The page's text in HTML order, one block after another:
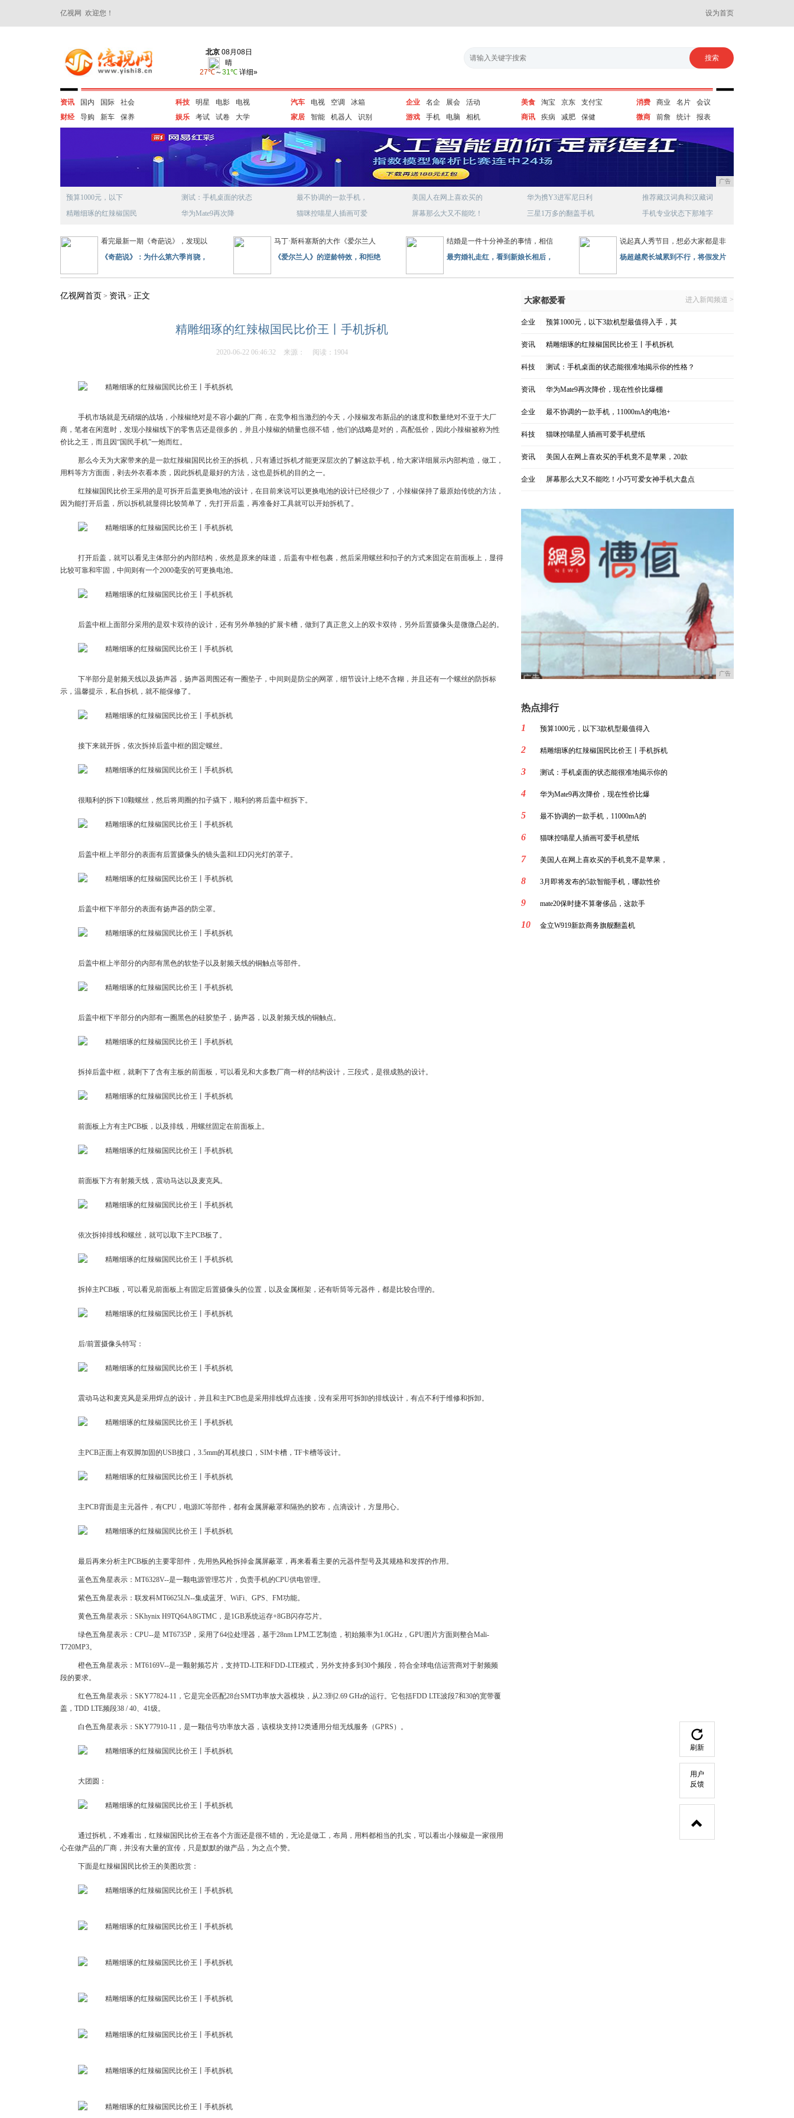
亿视网 欢迎您！ 设为首页
资讯 国内 国际
社会
财经
导购 新车 保养
科技 明星 电影
电视
娱乐
考试 试卷 大学
汽车 电视 空调
冰箱
家居
智能 机器人 识别
企业 名企 展会
活动
游戏
手机 电脑 相机
美食 淘宝 京东
支付宝
商讯
疾病 减肥 保健
消费 商业 名片
会议
微商
前詹 统计 报表
广告
预算1000元，以下
精雕细琢的红辣椒国民
测试：手机桌面的状态
华为Mate9再次降
最不协调的一款手机，
猫咪控喵星人插画可爱
美国人在网上喜欢买的
屏幕那么大又不能吃！
华为携Y3进军尼日利
三星1万多的翻盖手机
推荐藏汉词典和汉藏词
手机专业状态下那堆字
看完最新一期《奇葩说》，发现以
《奇葩说》：为什么第六季肖骁，
马丁·斯科塞斯的大作《爱尔兰人
《爱尔兰人》的逆龄特效，和拒绝
结婚是一件十分神圣的事情，相信
最穷婚礼走红，看到新娘长相后，
说起真人秀节目，想必大家都是非
杨超越爬长城累到不行，将假发片
亿视网首页 > 资讯 > 正文
精雕细琢的红辣椒国民比价王丨手机拆机
2020-06-22 06:46:32 来源： 阅读：1904
手机市场就是无硝烟的战场，小辣椒绝对是不容小觑的厂商，在竞争相当激烈的今天，小辣椒发布新品的的速度和数量绝对不亚于大厂
商，笔者在闲逛时，发现小辣椒线下的零售店还是很多的，并且小辣椒的销量也很不错，他们的战略是对的，高配低价，因此小辣椒被称为性
价比之王，而且因“国民手机”一炮而红。
那么今天为大家带来的是一款红辣椒国民比价王的拆机，只有通过拆机才能更深层次的了解这款手机，给大家详细展示内部构造，做工，
用料等方方面面，剥去外衣看本质，因此拆机是最好的方法，这也是拆机的目的之一。
红辣椒国民比价王采用的是可拆开后盖更换电池的设计，在目前来说可以更换电池的设计已经很少了，小辣椒保持了最原始传统的方法，
因为能打开后盖，所以拆机就显得比较简单了，先打开后盖，再准备好工具就可以开始拆机了。
打开后盖，就可以看见主体部分的内部结构，依然是原来的味道，后盖有中框包裹，然后采用螺丝和扣子的方式来固定在前面板上，显得
比较可靠和牢固，中间则有一个2000毫安的可更换电池。
后盖中框上面部分采用的是双卡双待的设计，还有另外单独的扩展卡槽，做到了真正意义上的双卡双待，另外后置摄像头是微微凸起的。
下半部分是射频天线以及扬声器，扬声器周围还有一圈垫子，中间则是防尘的网罩，细节设计上绝不含糊，并且还有一个螺丝的防拆标
示，温馨提示，私自拆机，就不能保修了。
接下来就开拆，依次拆掉后盖中框的固定螺丝。
很顺利的拆下10颗螺丝，然后将周圈的扣子撬下，顺利的将后盖中框拆下。
后盖中框上半部分的表面有后置摄像头的镜头盖和LED闪光灯的罩子。
后盖中框下半部分的表面有扬声器的防尘罩。
后盖中框上半部分的内部有黑色的软垫子以及射频天线的铜触点等部件。
后盖中框下半部分的内部有一圈黑色的硅胶垫子，扬声器，以及射频天线的铜触点。
拆掉后盖中框，就剩下了含有主板的前面板，可以看见和大多数厂商一样的结构设计，三段式，是很成熟的设计。
前面板上方有主PCB板，以及排线，用螺丝固定在前面板上。
前面板下方有射频天线，震动马达以及麦克风。
依次拆掉排线和螺丝，就可以取下主PCB板了。
拆掉主PCB板，可以看见前面板上有固定后置摄像头的位置，以及金属框架，还有听筒等元器件，都是比较合理的。
后/前置摄像头特写：
震动马达和麦克风是采用焊点的设计，并且和主PCB也是采用排线焊点连接，没有采用可拆卸的排线设计，有点不利于维修和拆卸。
主PCB正面上有双脚加固的USB接口，3.5mm的耳机接口，SIM卡槽，TF卡槽等设计。
主PCB背面是主元器件，有CPU，电源IC等部件，都有金属屏蔽罩和隔热的胶布，点滴设计，方显用心。
最后再来分析主PCB板的主要零部件，先用热风枪拆掉金属屏蔽罩，再来看看主要的元器件型号及其规格和发挥的作用。
蓝色五角星表示：MT6328V--是一颗电源管理芯片，负责手机的CPU供电管理。
紫色五角星表示：联发科MT6625LN--集成蓝牙、WiFi、GPS、FM功能。
黄色五角星表示：SKhynix H9TQ64A8GTMC，是1GB系统运存+8GB闪存芯片。
绿色五角星表示：CPU--是 MT6735P，采用了64位处理器，基于28nm LPM工艺制造，初始频率为1.0GHz，GPU图片方面则整合Mali-
T720MP3。
橙色五角星表示：MT6169V--是一颗射频芯片，支持TD-LTE和FDD-LTE模式，另外支持多到30个频段，符合全球电信运营商对于射频频
段的要求。
红色五角星表示：SKY77824-11，它是完全匹配28台SMT功率放大器模块，从2.3到2.69 GHz的运行。它包括FDD LTE波段7和30的宽带覆
盖，TDD LTE频段38 / 40、41级。
白色五角星表示：SKY77910-11，是一颗信号功率放大器，该模块支持12类通用分组无线服务（GPRS）。
大团圆：
通过拆机，不难看出，红辣椒国民比价王在各个方面还是很不错的，无论是做工，布局，用料都相当的扎实，可以看出小辣椒是一家很用
心在做产品的厂商，并没有大量的宣传，只是默默的做产品，为之点个赞。
下面是红辣椒国民比价王的美图欣赏：
大家都爱看 进入新闻频道 >
企业 预算1000元，以下3款机型最值得入手，其
资讯 精雕细琢的红辣椒国民比价王丨手机拆机
科技 测试：手机桌面的状态能很准地揭示你的性格？
资讯 华为Mate9再次降价，现在性价比爆棚
企业 最不协调的一款手机，11000mA的电池+
科技 猫咪控喵星人插画可爱手机壁纸
资讯 美国人在网上喜欢买的手机竟不是苹果，20款
企业 屏幕那么大又不能吃！小巧可爱女神手机大盘点
广告
热点排行
1
预算1000元，以下3款机型最值得入
2 精雕细琢的红辣椒国民比价王丨手机拆机
3 测试：手机桌面的状态能很准地揭示你的
4 华为Mate9再次降价，现在性价比爆
5 最不协调的一款手机，11000mA的
6 猫咪控喵星人插画可爱手机壁纸
7 美国人在网上喜欢买的手机竟不是苹果，
8 3月即将发布的5款智能手机，哪款性价
9 mate20保时捷不算奢侈品，这款手
10 金立W919新款商务旗舰翻盖机
刷新
用户
反馈